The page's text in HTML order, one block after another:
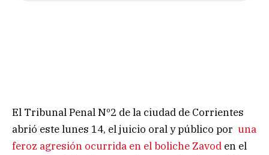
El Tribunal Penal Nº2 de la ciudad de Corrientes
abrió este lunes 14, el juicio oral y público por una
feroz agresión ocurrida en el boliche Zavod en el